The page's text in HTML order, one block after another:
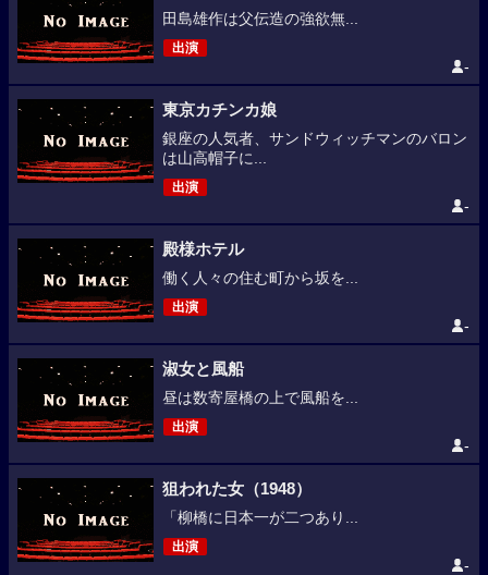
田島雄作は父伝造の強欲無...
出演
-
東京カチンカ娘
銀座の人気者、サンドウィッチマンのバロン
は山高帽子に...
出演
-
殿様ホテル
働く人々の住む町から坂を...
出演
-
淑女と風船
昼は数寄屋橋の上で風船を...
出演
-
狙われた女（1948）
「柳橋に日本一が二つあり...
出演
-